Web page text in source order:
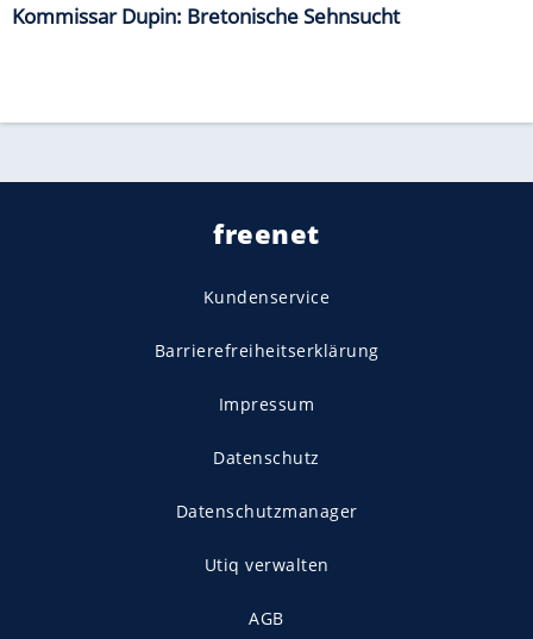
Kommissar Dupin: Bretonische Sehnsucht
freenet
Kundenservice
Barrierefreiheitserklärung
Impressum
Datenschutz
Datenschutzmanager
Utiq verwalten
AGB